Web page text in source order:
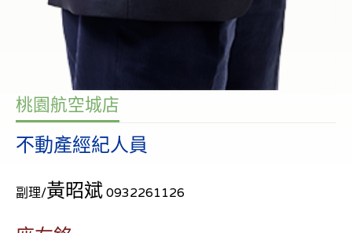
桃園航空城店
不動產經紀人員
副理/黃昭斌 0932261126